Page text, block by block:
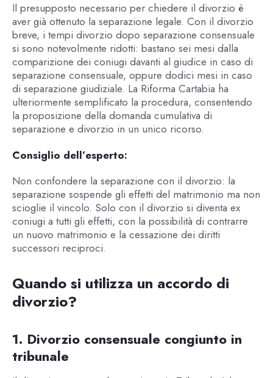
Il presupposto necessario per chiedere il divorzio è
aver già ottenuto la separazione legale. Con il divorzio
breve, i tempi divorzio dopo separazione consensuale
si sono notevolmente ridotti: bastano sei mesi dalla
comparizione dei coniugi davanti al giudice in caso di
separazione consensuale, oppure dodici mesi in caso
di separazione giudiziale. La Riforma Cartabia ha
ulteriormente semplificato la procedura, consentendo
la proposizione della domanda cumulativa di
separazione e divorzio in un unico ricorso.
Consiglio dell’esperto:
Non confondere la separazione con il divorzio: la
separazione sospende gli effetti del matrimonio ma non
scioglie il vincolo. Solo con il divorzio si diventa ex
coniugi a tutti gli effetti, con la possibilità di contrarre
un nuovo matrimonio e la cessazione dei diritti
successori reciproci.
Quando si utilizza un accordo di
divorzio?
1. Divorzio consensuale congiunto in
tribunale